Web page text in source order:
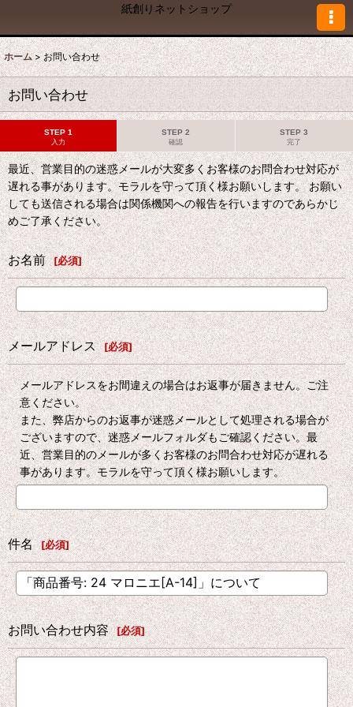
紙創りネットショップ
ホーム > お問い合わせ
お問い合わせ
STEP 1
入力
STEP 2
確認
STEP 3
完了
最近、営業目的の迷惑メールが大変多くお客様のお問合わせ対応が
遅れる事があります。モラルを守って頂く様お願いします。 お願い
しても送信される場合は関係機関への報告を行いますのであらかじ
めご了承ください。
お名前 [必須]
メールアドレス [必須]
メールアドレスをお間違えの場合はお返事が届きません。ご注
意ください。
また、弊店からのお返事が迷惑メールとして処理される場合が
ございますので、迷惑メールフォルダもご確認ください。最
近、営業目的のメールが多くお客様のお問合わせ対応が遅れる
事があります。モラルを守って頂く様お願いします。
件名 [必須]
お問い合わせ内容 [必須]